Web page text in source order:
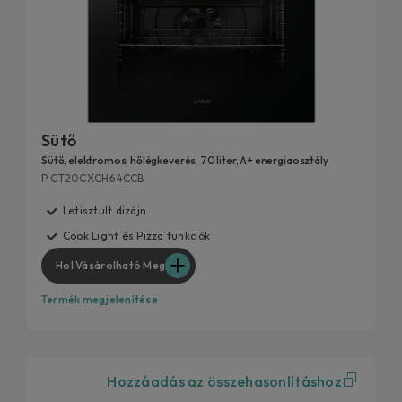
Sütő
Sütő, elektromos, hőlégkeverés, 70 liter, A+ energiaosztály
P CT20CXCH64CCB
Letisztult dizájn
Cook Light és Pizza funkciók
Hol Vásárolható Meg
Termék megjelenítése
Hozzáadás az összehasonlításhoz